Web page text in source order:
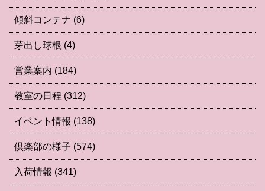
傾斜コンテナ (6)
芽出し球根 (4)
営業案内 (184)
教室の日程 (312)
イベント情報 (138)
倶楽部の様子 (574)
入荷情報 (341)